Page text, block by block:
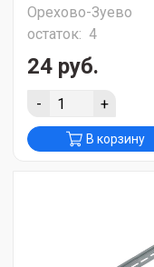
Орехово-Зуево
остаток: 4
24 руб.
- +
В корзину